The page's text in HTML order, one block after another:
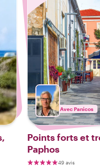
Avec Panicos
Points forts et
Paphos
49 avis